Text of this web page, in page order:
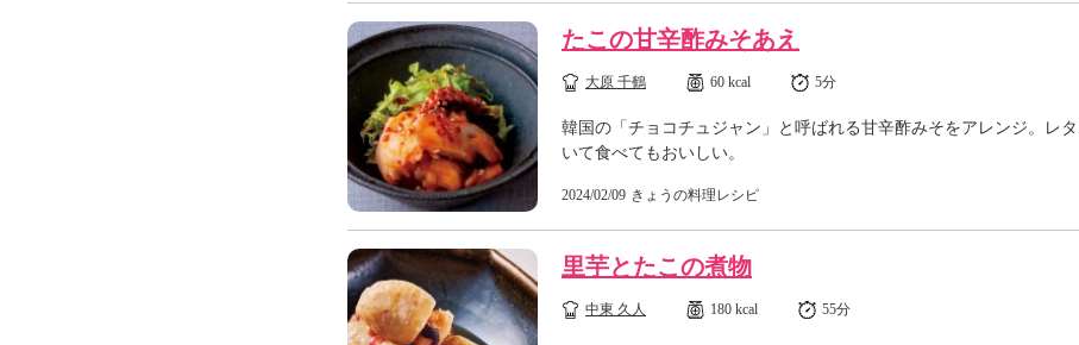
たこの甘辛酢みそあえ
大原 千鶴 60 kcal 5分
韓国の「チョコチュジャン」と呼ばれる甘辛酢みそをアレンジ。レ
いて食べてもおいしい。
2024/02/09 きょうの料理レシピ
里芋とたこの煮物
中東 久人 180 kcal 55分